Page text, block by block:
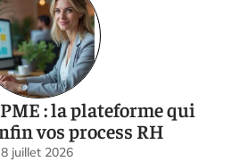
: la plateforme qui
vos process RH
8 juillet 2026